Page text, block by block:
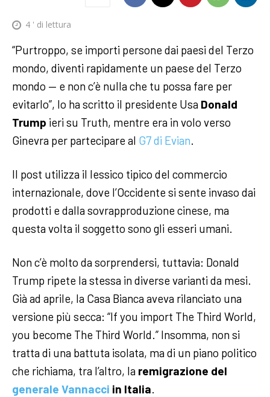
4 ' di lettura
“Purtroppo, se importi persone dai paesi del Terzo
mondo, diventi rapidamente un paese del Terzo
mondo — e non c’è nulla che tu possa fare per
evitarlo”, lo ha scritto il presidente Usa Donald
Trump ieri su Truth, mentre era in volo verso
Ginevra per partecipare al G7 di Evian
Il post utilizza il lessico tipico del commercio
internazionale, dove l’Occidente si sente invaso dai
prodotti e dalla sovrapproduzione cinese, ma
questa volta il soggetto sono gli esseri umani.
Non c’è molto da sorprendersi, tuttavia: Donald
Trump ripete la stessa in diverse varianti da mesi.
Già ad aprile, la Casa Bianca aveva rilanciato una
versione più secca: “If you import The Third World,
you become The Third World.” Insomma, non si
tratta di una battuta isolata, ma di un piano politico
che richiama, tra l’altro, la remigrazione del
generale Vannacci in Italia